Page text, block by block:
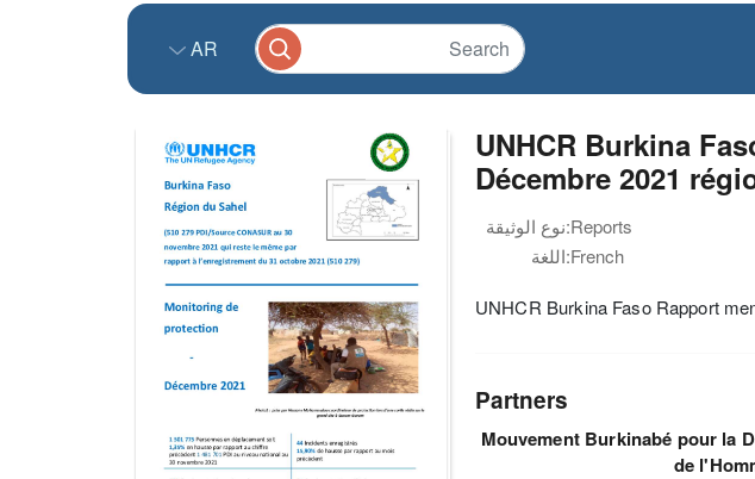
AR
UNHCR Burkina
Décembre 2021
نوع الوثيقة:Reports
اللغة:French
UNHCR Burkina Faso Rapport
Partners
Mouvement Burkinabé pour la
de